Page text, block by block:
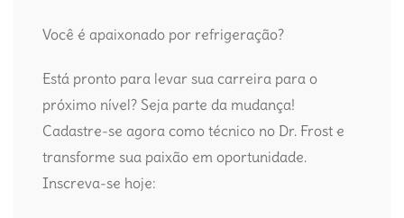
Você é apaixonado por refrigeração?
Está pronto para levar sua carreira para o
próximo nível? Seja parte da mudança!
Cadastre-se agora como técnico no Dr. Frost e
transforme sua paixão em oportunidade.
Inscreva-se hoje: